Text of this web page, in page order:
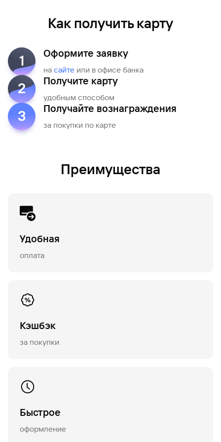
Как получить карту
1 Оформите заявку
на сайте или в офисе банка
2 Получите карту
удобным способом
3 Получайте вознаграждения
за покупки по карте
Преимущества
Удобная
оплата
Кэшбэк
за покупки
Быстрое
оформление